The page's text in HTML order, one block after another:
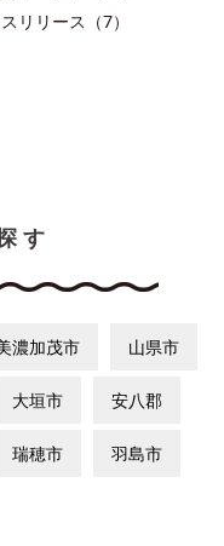
リリース（7）
す
濃加茂市 山県市
大垣市 安八郡
瑞穂市 羽島市